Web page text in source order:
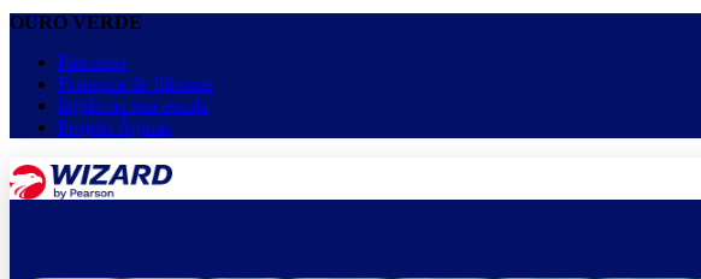
OURO VERDE
Parcerias
Franquia de Idiomas
Inglês na sua escola
Projeto Águias